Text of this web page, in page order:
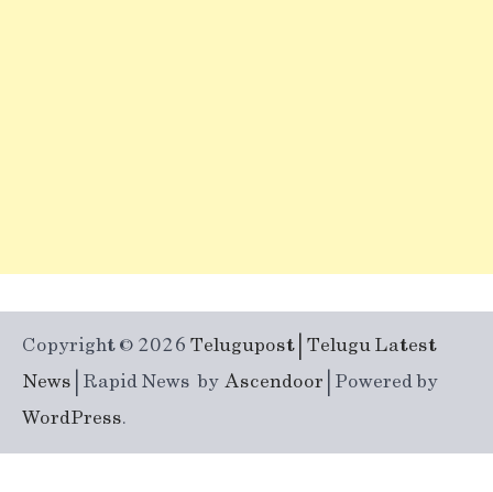
Copyright © 2026 Telugupost | Telugu Latest
News | Rapid News byAscendoor | Powered by
WordPress.